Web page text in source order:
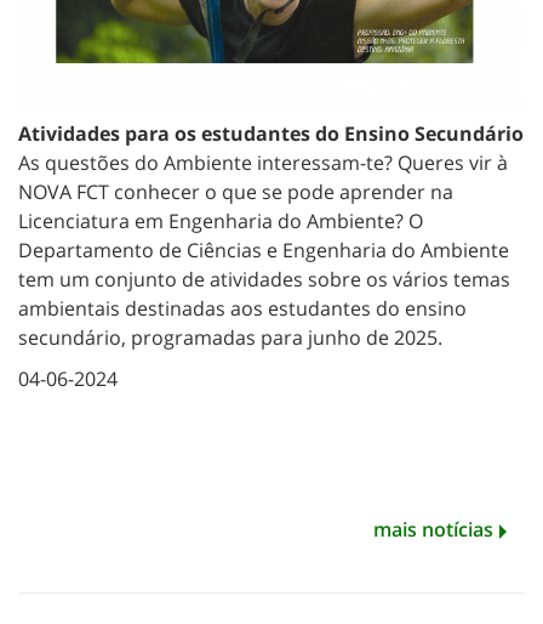
Atividades para os estudantes do Ensino Secundário
As questões do Ambiente interessam-te? Queres vir à
NOVA FCT conhecer o que se pode aprender na
Licenciatura em Engenharia do Ambiente? O
Departamento de Ciências e Engenharia do Ambiente
tem um conjunto de atividades sobre os vários temas
ambientais destinadas aos estudantes do ensino
secundário, programadas para junho de 2025.
04-06-2024
mais notícias